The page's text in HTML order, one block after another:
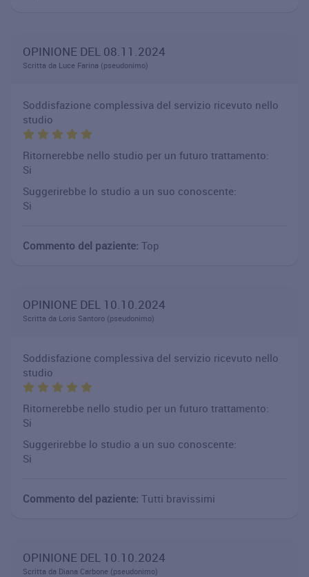
OPINIONE DEL 08.11.2024
Scritta da Luce Farina (pseudonimo)
Soddisfazione complessiva del servizio ricevuto nello
studio
Ritornerebbe nello studio per un futuro trattamento:
Si
Suggerirebbe lo studio a un suo conoscente:
Si
Commento del paziente: Top
OPINIONE DEL 10.10.2024
Scritta da Loris Santoro (pseudonimo)
Soddisfazione complessiva del servizio ricevuto nello
studio
Ritornerebbe nello studio per un futuro trattamento:
Si
Suggerirebbe lo studio a un suo conoscente:
Si
Commento del paziente: Tutti bravissimi
OPINIONE DEL 10.10.2024
Scritta da Diana Carbone (pseudonimo)